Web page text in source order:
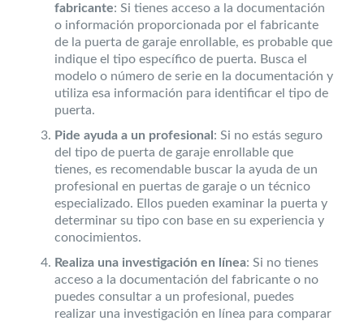
fabricante: Si tienes acceso a la documentación
o información proporcionada por el fabricante
de la puerta de garaje enrollable, es probable que
indique el tipo específico de puerta. Busca el
modelo o número de serie en la documentación y
utiliza esa información para identificar el tipo de
puerta.
Pide ayuda a un profesional : Si no estás seguro
del tipo de puerta de garaje enrollable que
tienes, es recomendable buscar la ayuda de un
profesional en puertas de garaje o un técnico
especializado. Ellos pueden examinar la puerta y
determinar su tipo con base en su experiencia y
conocimientos.
Realiza una investigación en línea: Si no tienes
acceso a la documentación del fabricante o no
puedes consultar a un profesional, puedes
realizar una investigación en línea para comparar